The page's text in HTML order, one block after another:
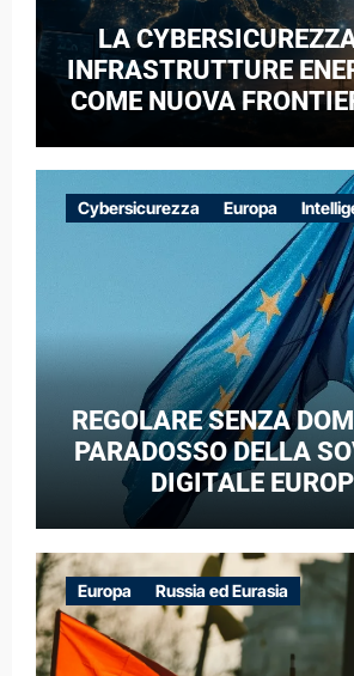
LA
INFRASTRUTTURE
COME NUOVA
CASO DELLE RETI
EUROPEE NEL
GUERRA
Cybersicurezza Europa
REGOLARE SENZA
PARADOSSO DELLA
DIGITALE
Europa Russia ed Eurasia